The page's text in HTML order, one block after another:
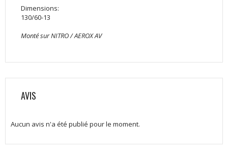
Dimensions:
130/60-13
Monté sur NITRO / AEROX AV
AVIS
Aucun avis n'a été publié pour le moment.